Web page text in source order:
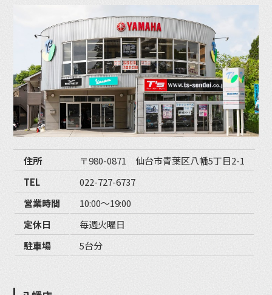
住所
〒980-0871 仙台市青葉区八幡5丁目2-1
TEL
022-727-6737
営業時間
10:00〜19:00
定休日
毎週火曜日
駐車場
5台分